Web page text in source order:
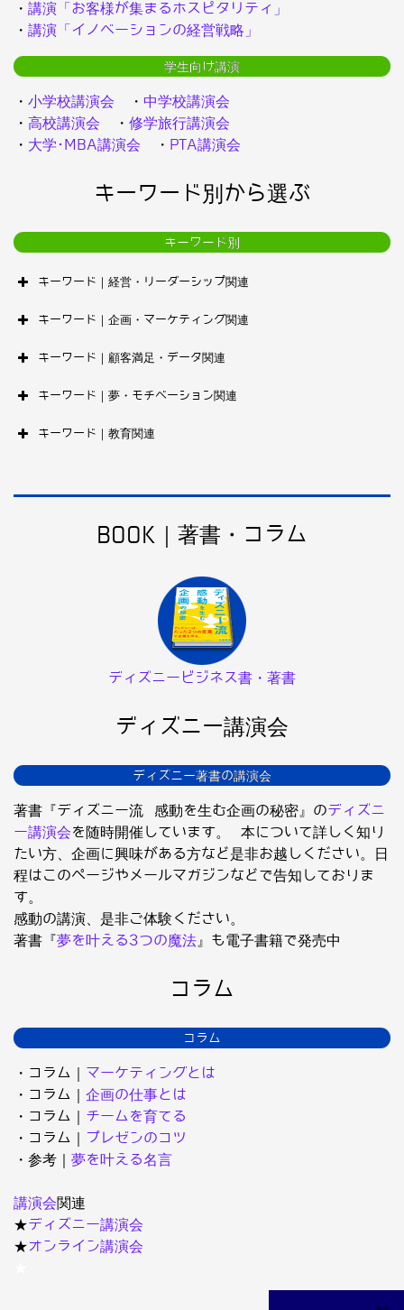
・ 講演「お客様が集まるホスピタリティ」
・ 講演「イノベーションの経営戦略」
学生向け講演
・ 小学校講演会 ・ 中学校講演会
・ 高校講演会 ・ 修学旅行講演会
・ 大学･MBA講演会 ・ PTA講演会
キーワード別から選ぶ
キーワード別
キーワード｜経営・リーダーシップ関連
キーワード｜企画・マーケティング関連
キーワード｜顧客満足・データ関連
キーワード｜夢・モチベーション関連
キーワード｜教育関連
BOOK｜著書・コラム
ディズニービジネス書・著書
ディズニー講演会
ディズニー著書の講演会
著書『ディズニー流 感動を生む企画の秘密』のディズニ
ー講演会を随時開催しています。 本について詳しく知り
たい方、企画に興味がある方など是非お越しください。日
程はこのページやメールマガジンなどで告知しておりま
す。
感動の講演、是非ご体験ください。
著書『夢を叶える3つの魔法』も電子書籍で発売中
コラム
コラム
・コラム｜ マーケティングとは
・コラム｜ 企画の仕事とは
・コラム｜ チームを育てる
・コラム｜ プレゼンのコツ
・参考｜ 夢を叶える名言
講演会関連
★ディズニー講演会
★オンライン講演会